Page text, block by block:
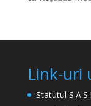
Link-uri
Statutul